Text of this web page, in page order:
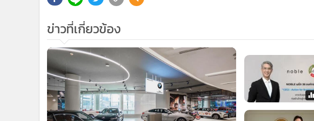
ข่าวที่เกี่ยวข้อง